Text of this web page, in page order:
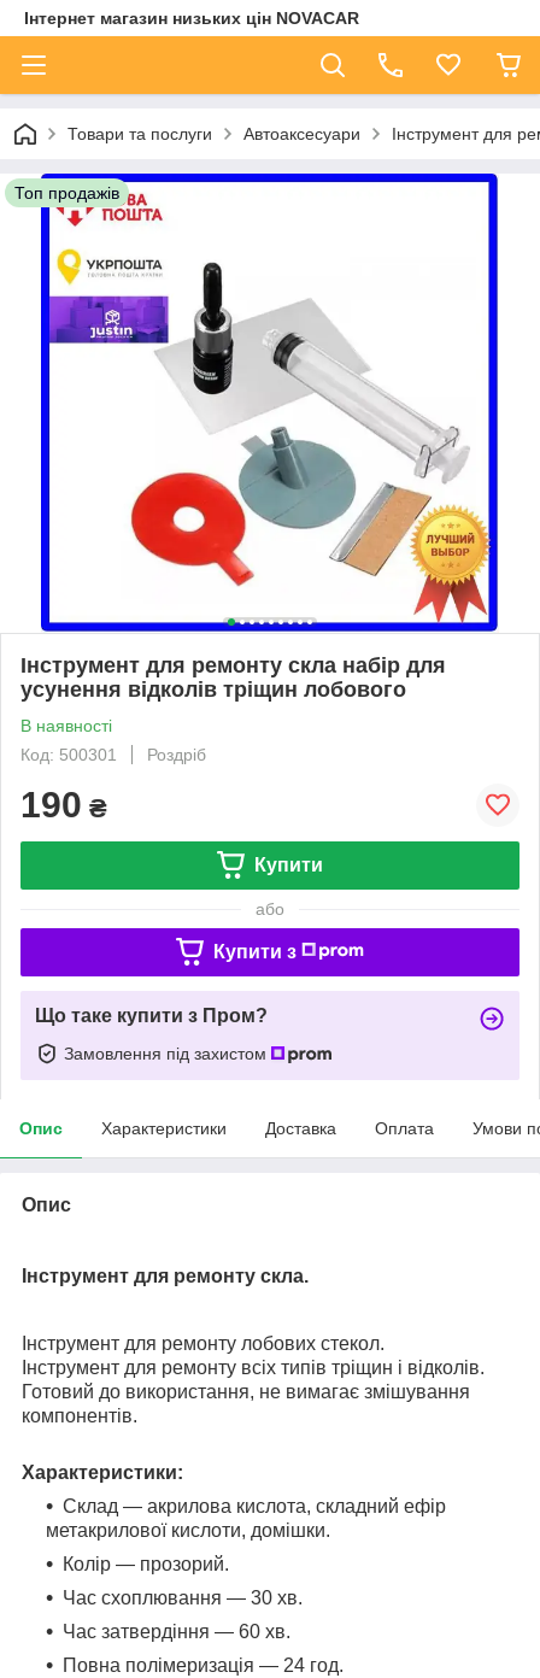
Інтернет магазин низьких цін NOVACAR
Товари та послуги Автоаксесуари Інструмент для
Топ продажів
Інструмент для ремонту скла набір для
усунення відколів тріщин лобового
В наявності
Код: 500301
Роздріб
190 ₴
Купити
або
Купити з
Що таке купити з Пром?
Замовлення під захистом
Опис Характеристики Доставка Оплата Умови
Опис
Інструмент для ремонту скла.
Інструмент для ремонту лобових стекол.
Інструмент для ремонту всіх типів тріщин і відколів.
Готовий до використання, не вимагає змішування
компонентів.
Характеристики:
Склад — акрилова кислота, складний ефір
метакрилової кислоти, домішки.
Колір — прозорий.
Час схоплювання — 30 хв.
Час затвердіння — 60 хв.
Повна полімеризація — 24 год.